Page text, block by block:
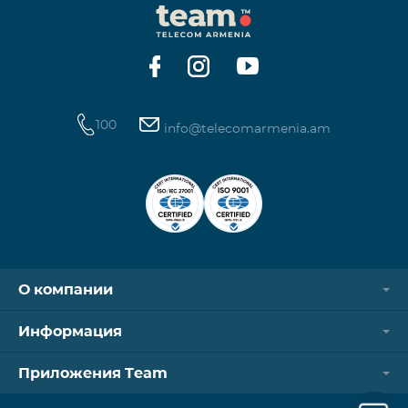
100 info@telecomarmenia.am
О компании
Информация
Приложения Team